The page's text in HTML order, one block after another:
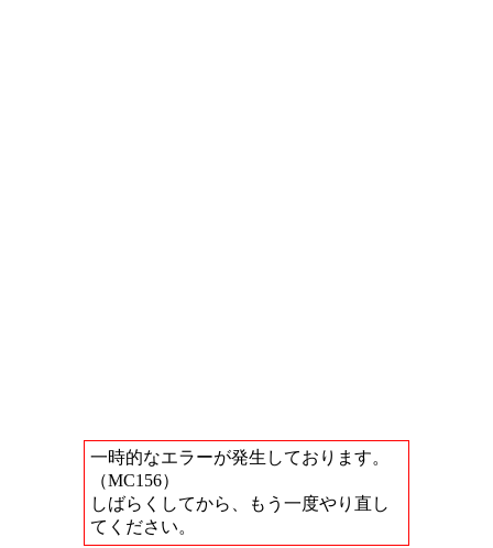
一時的なエラーが発生しております。
（MC156）
しばらくしてから、もう一度やり直し
てください。